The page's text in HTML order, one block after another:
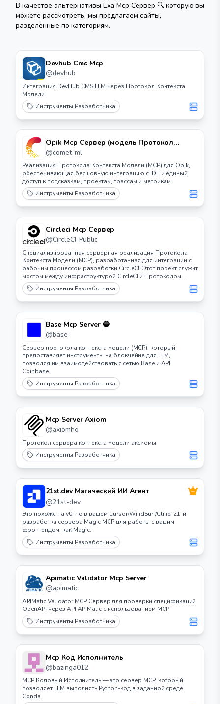
В качестве альтернативы Exa Mcp Сервер 🔍 которую вы
можете рассмотреть, мы предлагаем сайты,
разделённые по категориям.
Devhub Cms Mcp
@devhub
Интеграция DevHub CMS LLM через Протокол Контекста
Модели
Инструменты Разработчика
Opik Mcp Сервер (модель Протокол
Контекста)
@comet-ml
Реализация Протокола Контекста Модели (MCP) для Opik,
обеспечивающая бесшовную интеграцию с IDE и единый
доступ к подсказкам, проектам, трассам и метрикам.
Инструменты Разработчика
Circleci Mcp Сервер
@CircleCI-Public
Специализированная серверная реализация Протокола
Контекста Модели (MCP), разработанная для интеграции с
рабочим процессом разработки CircleCI. Этот проект служит
мостом между инфраструктурой CircleCI и Протоколом
Контекста Модели, позволяя улучшить опыт разработки с
использованием ИИ.
Инструменты Разработчика
Base Mcp Server 🔵
@base
Сервер протокола контекста модели (MCP), который
предоставляет инструменты на блокчейне для LLM,
позволяя им взаимодействовать с сетью Base и API
Coinbase.
Инструменты Разработчика
Mcp Server Axiom
@axiomhq
Протокол сервера контекста модели аксиомы
Инструменты Разработчика
21st.dev Магический ИИ Агент
@21st-dev
Это похоже на v0, но в вашем Cursor/WindSurf/Cline. 21-й
разработка сервера Magic MCP для работы с вашим
фронтендом, как Magic.
Инструменты Разработчика
Apimatic Validator Mcp Server
@apimatic
APIMatic Validator MCP Сервер для проверки спецификаций
OpenAPI через API APIMatic с использованием MCP
Инструменты Разработчика
Mcp Код Исполнитель
@bazinga012
MCP Кодовый Исполнитель — это сервер MCP, который
позволяет LLM выполнять Python-код в заданной среде
Conda.